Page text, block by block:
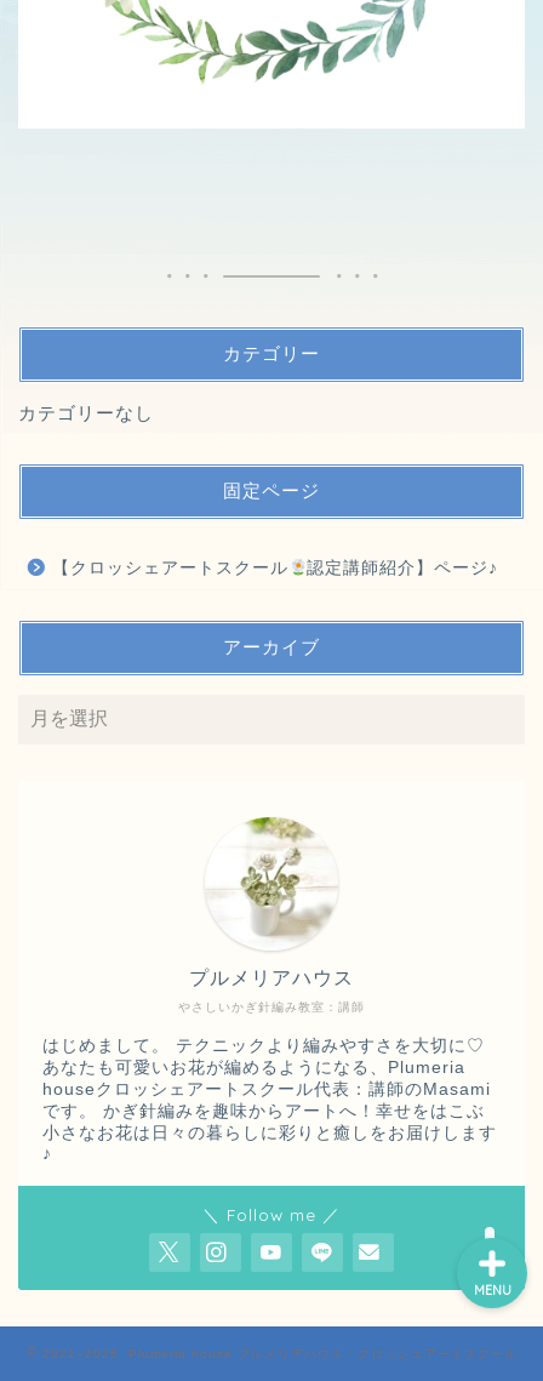
カテゴリー
カテゴリーなし
固定ページ
【クロッシェアートスクール 認定講師紹介】ページ♪
アーカイブ
やさしいかぎ針編み教室：講師
プルメリアハウス
はじめまして。 テクニックより編みやすさを大切に♡
あなたも可愛いお花が編めるようになる、Plumeria
houseクロッシェアートスクール代表：講師のMasami
です。 かぎ針編みを趣味からアートへ！幸せをはこぶ
小さなお花は日々の暮らしに彩りと癒しをお届けします
♪
＼ Follow me ／
2022–2026 Plumeria house プルメリアハウス・クロッシェアートスクール
MENU
【クロッシェアートスクー
ル
認定講師紹介】ページ
♪